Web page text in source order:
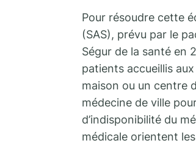
Pour résoudre cette
(SAS), prévu par le
Ségur de la santé en
patients accueillis
maison ou un centre
médecine de ville
d’indisponibilité du
médicale orientent